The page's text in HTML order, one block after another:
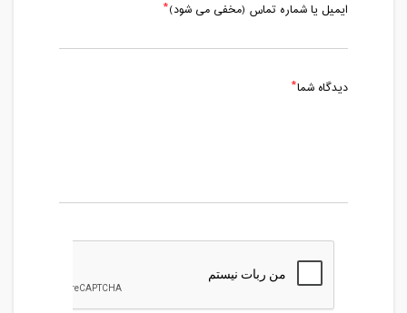
ایمیل یا شماره تماس (مخفی می شود)
دیدگاه شما